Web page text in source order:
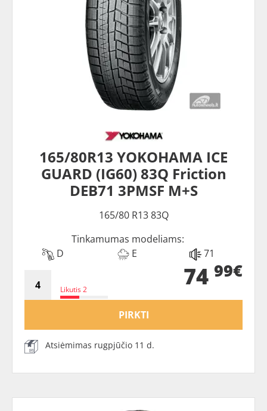
165/80R13 YOKOHAMA ICE
GUARD (IG60) 83Q Friction
DEB71 3PMSF M+S
165/80 R13 83Q
Tinkamumas modeliams:
D
E 71
Likutis 2 74 99€
PIRKTI
Atsiėmimas rugpjūčio 11 d.